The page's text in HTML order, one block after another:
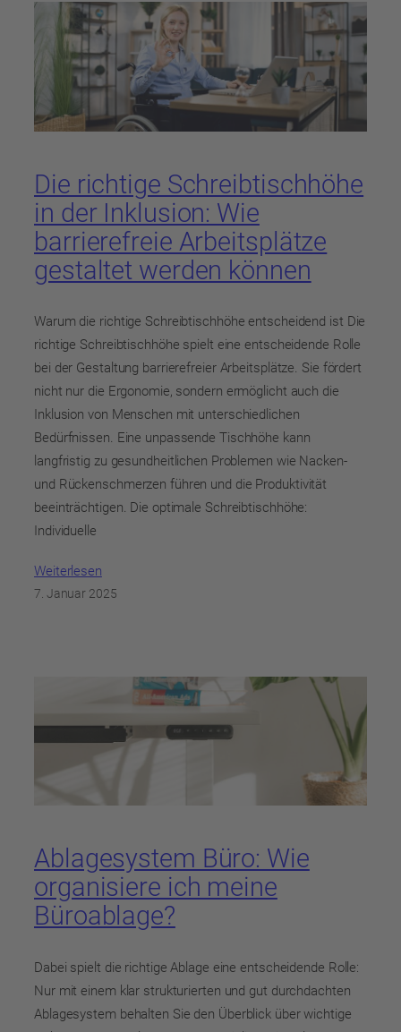
Die richtige Schreibtischhöhe
in der Inklusion: Wie
barrierefreie Arbeitsplätze
gestaltet werden können
Warum die richtige Schreibtischhöhe entscheidend ist Die
richtige Schreibtischhöhe spielt eine entscheidende Rolle
bei der Gestaltung barrierefreier Arbeitsplätze. Sie fördert
nicht nur die Ergonomie, sondern ermöglicht auch die
Inklusion von Menschen mit unterschiedlichen
Bedürfnissen. Eine unpassende Tischhöhe kann
langfristig zu gesundheitlichen Problemen wie Nacken-
und Rückenschmerzen führen und die Produktivität
beeinträchtigen. Die optimale Schreibtischhöhe:
Individuelle
Weiterlesen
7. Januar 2025
Ablagesystem Büro: Wie
organisiere ich meine
Büroablage?
Dabei spielt die richtige Ablage eine entscheidende Rolle:
Nur mit einem klar strukturierten und gut durchdachten
Ablagesystem behalten Sie den Überblick über wichtige